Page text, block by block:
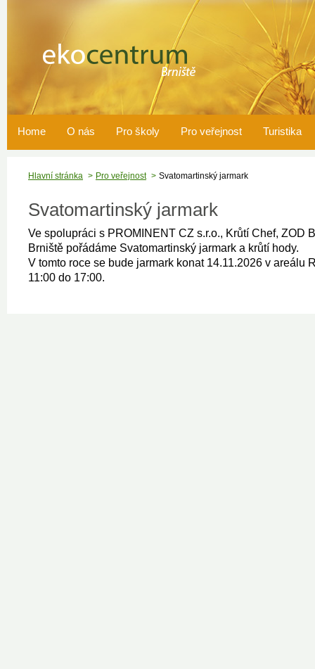
Home O nás Pro školy Pro veřejnost Turistika
Hlavní stránka Pro veřejnost Svatomartinský jarmark
Svatomartinský jarmark
Ve spolupráci s PROMINENT CZ s.r.o., Krůtí Chef, ZOD
Brniště pořádáme Svatomartinský jarmark a krůtí hody.
V tomto roce se bude jarmark konat 14.11.2026 v areálu
11:00 do 17:00.